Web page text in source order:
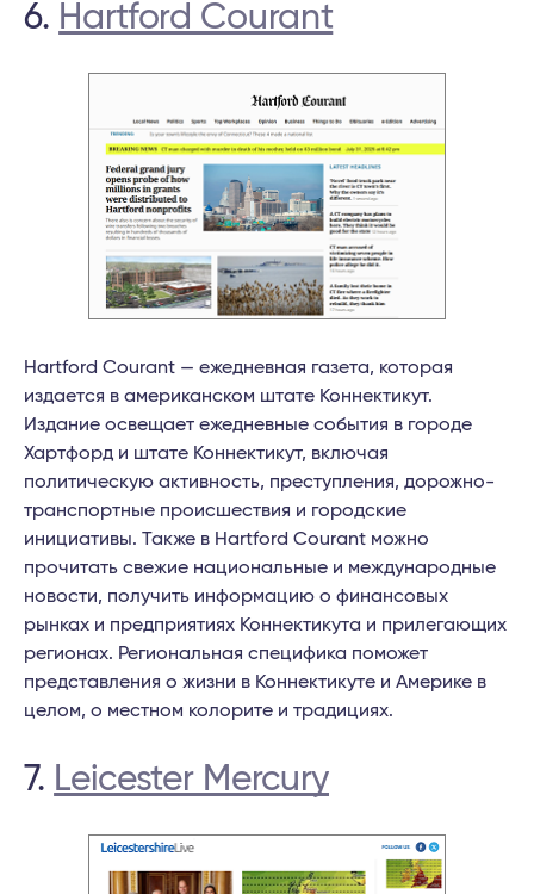
6. Hartford Courant
Hartford Courant — ежедневная газета, которая
издается в американском штате Коннектикут.
Издание освещает ежедневные события в городе
Хартфорд и штате Коннектикут, включая
политическую активность, преступления, дорожно-
транспортные происшествия и городские
инициативы. Также в Hartford Courant можно
прочитать свежие национальные и международные
новости, получить информацию о финансовых
рынках и предприятиях Коннектикута и прилегающих
регионах. Региональная специфика поможет
представления о жизни в Коннектикуте и Америке в
целом, о местном колорите и традициях.
7. Leicester Mercury